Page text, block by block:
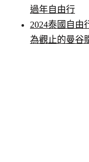
過年自由行
2024泰國自由
為觀止的曼谷